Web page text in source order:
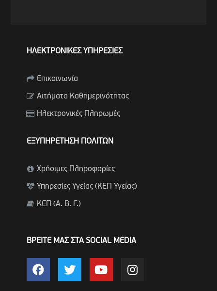
ΗΛΕΚΤΡΟΝΙΚΕΣ ΥΠΗΡΕΣΙΕΣ
Επικοινωνία
Αιτήματα Καθημερινότητας
Ηλεκτρονικές Πληρωμές
ΕΞΥΠΗΡΕΤΗΣΗ ΠΟΛΙΤΩΝ
Χρήσιμες Πληροφορίες
Υπηρεσίες Υγείας (ΚΕΠ Υγείας)
ΚΕΠ (Α. Β. Γ.)
ΒΡΕΙΤΕ ΜΑΣ ΣΤΑ SOCIAL MEDIA